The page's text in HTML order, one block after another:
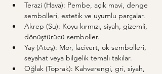
Terazi (Hava): Pembe, açık mavi, denge
sembolleri, estetik ve uyumlu parçalar.
Akrep (Su): Koyu kırmızı, siyah, gizemli,
dönüştürücü semboller.
Yay (Ateş): Mor, lacivert, ok sembolleri,
seyahat veya bilgelik temalı takılar.
Oğlak (Toprak): Kahverengi, gri, siyah,